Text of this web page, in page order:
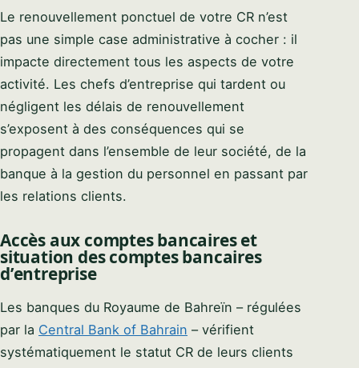
Le renouvellement ponctuel de votre CR n’est
pas une simple case administrative à cocher : il
impacte directement tous les aspects de votre
activité. Les chefs d’entreprise qui tardent ou
négligent les délais de renouvellement
s’exposent à des conséquences qui se
propagent dans l’ensemble de leur société, de la
banque à la gestion du personnel en passant par
les relations clients.
Accès aux comptes bancaires et
situation des comptes bancaires
d’entreprise
Les banques du Royaume de Bahreïn – régulées
par la Central Bank of Bahrain – vérifient
systématiquement le statut CR de leurs clients